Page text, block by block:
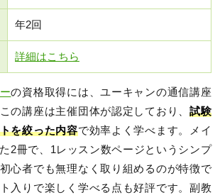
年2回
詳細はこちら
の資格取得には、ユーキャンの通信講座
の講座は主催団体が認定しており、 試験
を絞った内容で効率よく学べます。メイ
2冊で、1レッスン数ページというシンプ
心者でも無理なく取り組めるのが特徴で
入りで楽しく学べる点も好評です。副教